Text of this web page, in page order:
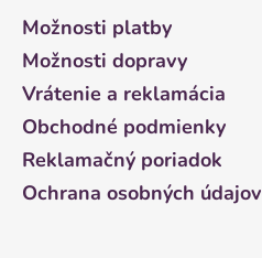
Možnosti platby
Možnosti dopravy
Vrátenie a reklamácia
Obchodné podmienky
Reklamačný poriadok
Ochrana osobných údajov